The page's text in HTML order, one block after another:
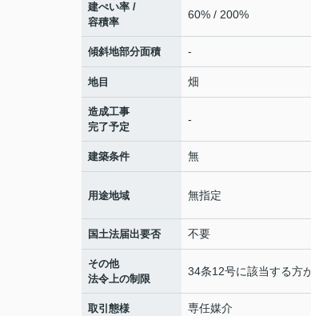
建ぺい率 /
容積率
60% / 200%
傾斜地部分面積 -
地目 畑
造成工事
完了予定
-
建築条件 無
用途地域 無指定
国土法届出要否 不要
その他
法令上の制限
34条12号に該当する方
取引態様 専任媒介